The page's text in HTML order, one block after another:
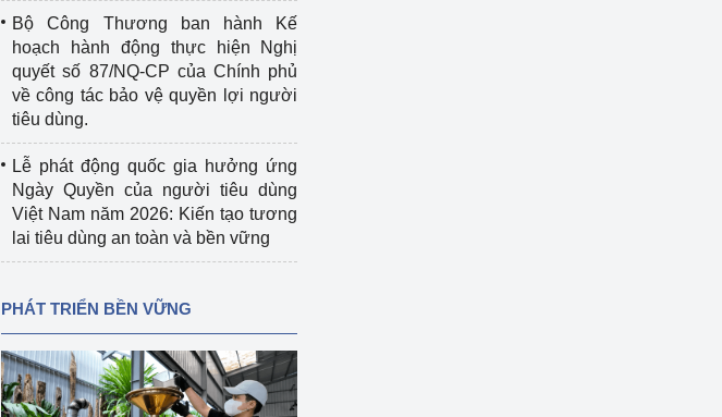
Bộ Công Thương ban hành Kế
hoạch hành động thực hiện Nghị
quyết số 87/NQ-CP của Chính phủ
về công tác bảo vệ quyền lợi người
tiêu dùng.
Lễ phát động quốc gia hưởng ứng
Ngày Quyền của người tiêu dùng
Việt Nam năm 2026: Kiến tạo tương
lai tiêu dùng an toàn và bền vững
PHÁT TRIỂN BỀN VỮNG